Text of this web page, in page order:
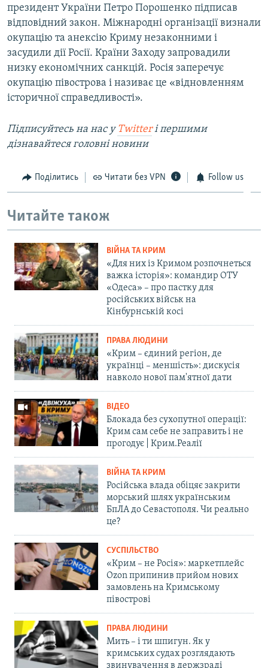
президент України Петро Порошенко підписав
відповідний закон. Міжнародні організації визнали
окупацію та анексію Криму незаконними і
засудили дії Росії. Країни Заходу запровадили
низку економічних санкцій. Росія заперечує
окупацію півострова і називає це «відновленням
історичної справедливості».
Підписуйтесь на наc у Twitterі першими
дізнавайтеся головні новини
Поділитись Читати без VPN Follow us
Читайте також
ВІЙНА ТА КРИМ
«Для них із Кримом розпочнеться
важка історія»: командир ОТУ
«Одеса» – про пастку для
російських військ на
Кінбурнській косі
ПРАВА ЛЮДИНИ
«Крим – єдиний регіон, де
українці – меншість»: дискусія
навколо нової пам'ятної дати
ВІДЕО
Блокада без сухопутної операції:
Крим сам себе не заправить і не
прогодує | Крим.Реалії
ВІЙНА ТА КРИМ
Російська влада обіцяє закрити
морський шлях українським
БпЛА до Севастополя. Чи реально
це?
СУСПІЛЬСТВО
«Крим – не Росія»: маркетплейс
Ozon припинив прийом нових
замовлень на Кримському
півострові
ПРАВА ЛЮДИНИ
Мить – і ти шпигун. Як у
кримських судах розглядають
звинувачення в держзраді